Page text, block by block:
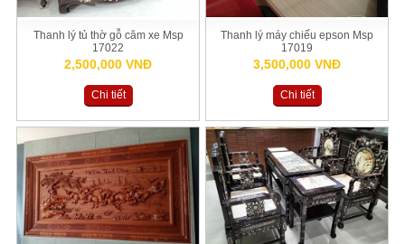
Thanh lý tủ thờ gỗ căm xe Msp
17022
2,500,000 VNĐ
Chi tiết
Thanh lý máy chiếu epson Msp
17019
3,500,000 VNĐ
Chi tiết